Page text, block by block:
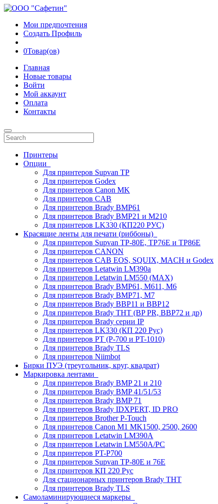
Мои предпочтения
Создать Профиль
0Товар(ов)
Главная
Новые товары
Войти
Мой аккаунт
Оплата
Контакты
Принтеры
Опции
Для принтеров Supvan TP
Для принтеров Godex
Для принтеров Canon MK
Для принтеров CAB
Для принтеров Brady BMP61
Для принтеров Brady BMP21 и M210
Для принтеров LK330 (КП220 РУС)
Красящие ленты для печати (риббоны)
Для принтеров Supvan TP-80E, TP76E и TP86E
Для принтеров CANON
Для принтеров CAB EOS, SQUIX, MACH и Godex
Для принтеров Letatwin LM390a
Для принтеров Letatwin LM550 (MAX)
Для принтеров Brady BMP61, M611, M6
Для принтеров Brady BMP71, M7
Для принтеров Brady BBP11 и BBP12
Для принтеров Brady THT (BP PR, BBP72 и др)
Для принтеров Brady серии IP
Для принтеров LK330 (КП 220 Рус)
Для принтеров PT (P-700 и PT-1010)
Для принтеров Brady TLS
Для принтеров Niimbot
Бирки ПУЭ (треугольник, круг, квадрат)
Маркировка лентами
Для принтеров Brady BMP 21 и 210
Для принтеров Brady BMP 41/51/53
Для принтеров Brady BMP 71
Для принтеров Brady IDXPERT, ID PRO
Для принтеров Brother P-Touch
Для принтеров Canon M1 MK1500, 2500, 2600
Для принтеров Letatwin LM390A
Для принтеров Letatwin LM550A/PC
Для принтеров PT-P700
Для принтеров Supvan TP-80E и 76E
Для принтеров КП 220 Рус
Для стационарных принтеров Brady THT
Для принтеров Brady TLS
Самоламинирующиеся маркеры